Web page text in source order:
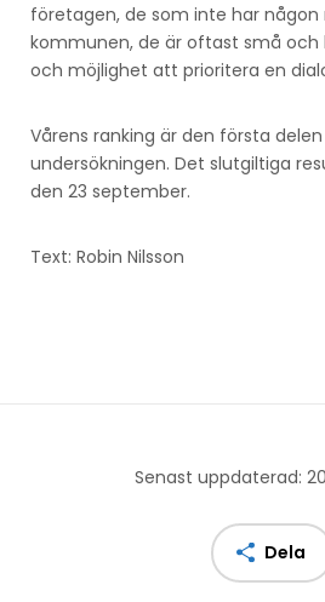
företagen, de som inte har
kommunen, de är oftast små
och möjlighet att prioritera en
Vårens ranking är den första
undersökningen. Det slutgiltiga
den 23 september.
Text: Robin Nilsson
Senast uppdaterad:
Dela